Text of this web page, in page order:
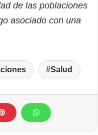
de las poblaciones
asociado con una
Salud